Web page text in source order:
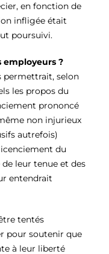
en fonction de
infligée était
poursuivi.
?
permettrait, selon
les propos du
prononcé
non injurieux
autrefois)
du
leur tenue et des
entendrait
tentés
pour soutenir que
à leur liberté